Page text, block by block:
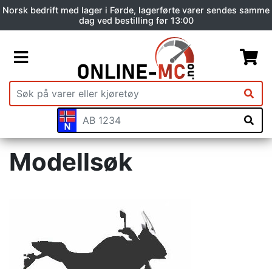
Norsk bedrift med lager i Førde, lagerførte varer sendes samme
dag ved bestilling før 13:00
Modellsøk